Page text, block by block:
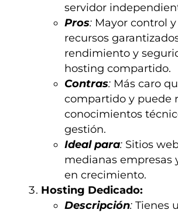
servidor
Pros: Mayor control y
recursos
rendimiento y
hosting compartido.
Contras: Más caro
compartido y puede
conocimientos
gestión.
Ideal para: Sitios
medianas empresas
en crecimiento.
Hosting Dedicado:
Descripción: Tienes